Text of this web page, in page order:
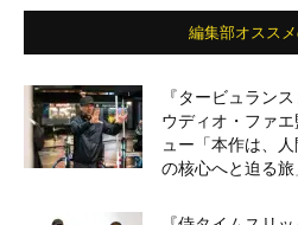
編集部オスス
『タービュラン
ウディオ・ファ
ュー「本作は、
の核心へと迫る旅